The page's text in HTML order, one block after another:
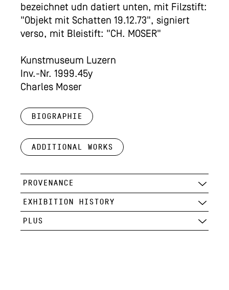
bezeichnet udn datiert unten, mit Filzstift:
"Objekt mit Schatten 19.12.73", signiert
verso, mit Bleistift: "CH. MOSER"
Kunstmuseum Luzern
Inv.-Nr. 1999.45y
Charles Moser
Biographie
Additional works
PROVENANCE
EXHIBITION HISTORY
PLUS